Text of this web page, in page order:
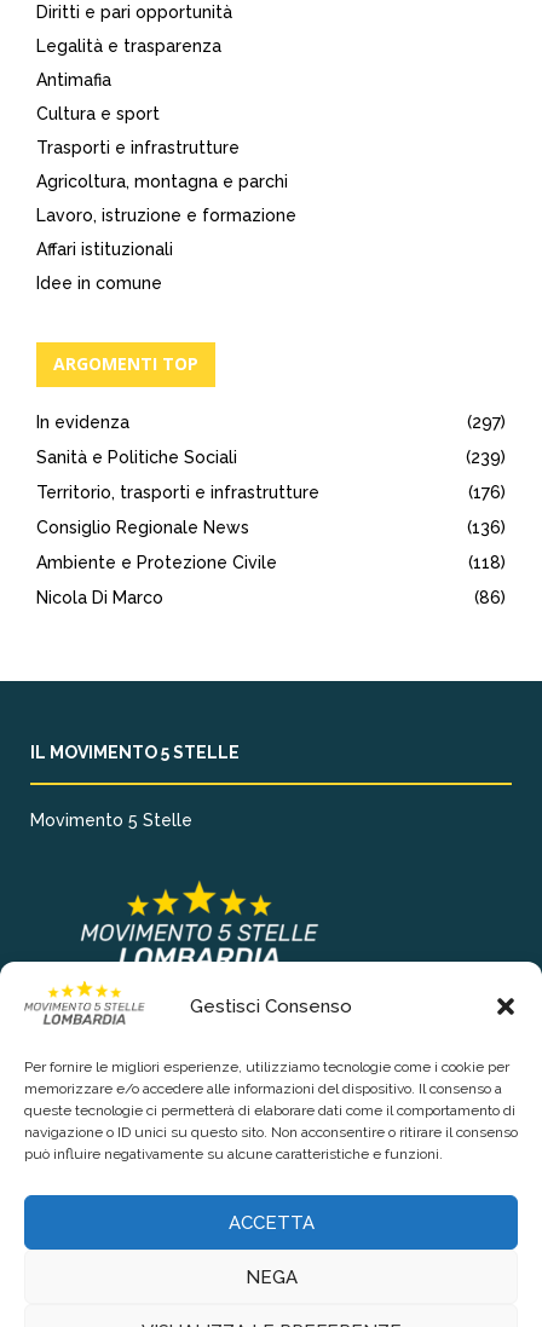
Gestisci Consenso
Per fornire le migliori esperienze, utilizziamo tecnologie come i cookie per
memorizzare e/o accedere alle informazioni del dispositivo. Il consenso a
queste tecnologie ci permetterà di elaborare dati come il comportamento di
navigazione o ID unici su questo sito. Non acconsentire o ritirare il consenso
può influire negativamente su alcune caratteristiche e funzioni.
ACCETTA
NEGA
Diritti e pari opportunità
Legalità e trasparenza
Antimafia
Cultura e sport
Trasporti e infrastrutture
Agricoltura, montagna e parchi
Lavoro, istruzione e formazione
Affari istituzionali
Idee in comune
ARGOMENTI TOP
In evidenza
(297)
Sanità e Politiche Sociali
(239)
Territorio, trasporti e infrastrutture
(176)
Consiglio Regionale News
(136)
Ambiente e Protezione Civile
(118)
Nicola Di Marco
(86)
IL MOVIMENTO 5 STELLE
Movimento 5 Stelle
COLLEGAMENTI PRINCIPALI
Contattaci
Privacy Policy